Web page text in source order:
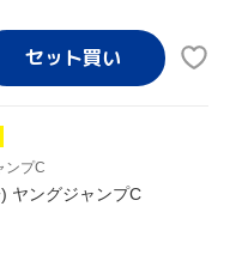
ンプC
ヤングジャンプC